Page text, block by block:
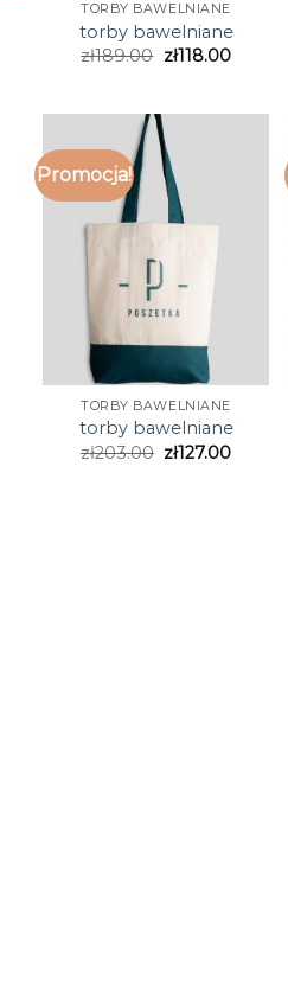
TORBY BAWELNIANE
torby bawelniane
zł189.00 zł118.00
Promocja!
TORBY BAWELNIANE
torby bawelniane
zł203.00 zł127.00